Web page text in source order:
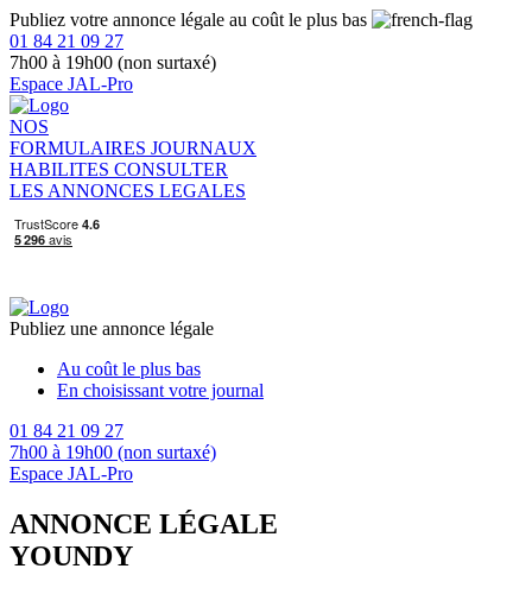
Publiez votre annonce légale au coût le plus bas
01 84 21 09 27
7h00 à 19h00 (non surtaxé)
Espace JAL-Pro
NOS
FORMULAIRES JOURNAUX
HABILITES CONSULTER
LES ANNONCES LEGALES
Publiez une annonce légale
Au coût le plus bas
En choisissant votre journal
01 84 21 09 27
7h00 à 19h00 (non surtaxé)
Espace JAL-Pro
ANNONCE LÉGALE
YOUNDY